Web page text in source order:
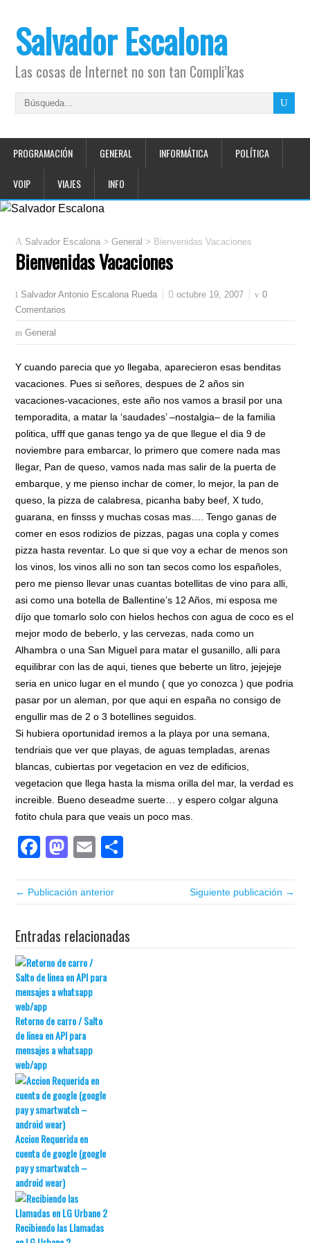
Salvador Escalona
Las cosas de Internet no son tan Compli’kas
PROGRAMACIÓN GENERAL INFORMÁTICA POLÍTICA
VOIP VIAJES INFO
Salvador Escalona >General > Bienvenidas Vacaciones
Bienvenidas Vacaciones
Salvador Antonio Escalona Rueda octubre 19, 2007
0
Comentarios
General
Y cuando parecia que yo llegaba, aparecieron esas benditas
vacaciones. Pues si señores, despues de 2 años sin
vacaciones-vacaciones, este año nos vamos a brasil por una
temporadita, a matar la ‘saudades’ –nostalgia– de la familia
politica, ufff que ganas tengo ya de que llegue el dia 9 de
noviembre para embarcar, lo primero que comere nada mas
llegar, Pan de queso, vamos nada mas salir de la puerta de
embarque, y me pienso inchar de comer, lo mejor, la pan de
queso, la pizza de calabresa, picanha baby beef, X tudo,
guarana, en finsss y muchas cosas mas…. Tengo ganas de
comer en esos rodizios de pizzas, pagas una copla y comes
pizza hasta reventar. Lo que si que voy a echar de menos son
los vinos, los vinos alli no son tan secos como los españoles,
pero me pienso llevar unas cuantas botellitas de vino para alli,
asi como una botella de Ballentine’s 12 Años, mi esposa me
díjo que tomarlo solo con hielos hechos con agua de coco es el
mejor modo de beberlo, y las cervezas, nada como un
Alhambra o una San Miguel para matar el gusanillo, alli para
equilibrar con las de aqui, tienes que beberte un litro, jejejeje
seria en unico lugar en el mundo ( que yo conozca ) que podria
pasar por un aleman, por que aqui en españa no consigo de
engullir mas de 2 o 3 botellines seguidos.
Si hubiera oportunidad iremos a la playa por una semana,
tendriais que ver que playas, de aguas templadas, arenas
blancas, cubiertas por vegetacion en vez de edificios,
vegetacion que llega hasta la misma orilla del mar, la verdad es
increible. Bueno deseadme suerte… y espero colgar alguna
fotito chula para que veais un poco mas.
Facebook
Mastodon
Email
← Publicación anterior Siguiente publicación →
Entradas relacionadas
Retorno de carro / Salto
de linea en API para
mensajes a whatsapp
web/app
Accion Requerida en
cuenta de google (google
pay y smartwatch –
android wear)
Recibiendo las Llamadas